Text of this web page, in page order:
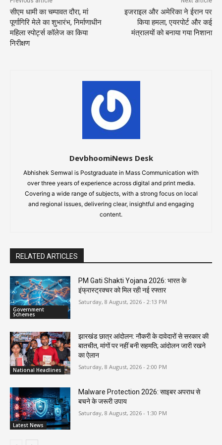
सीएम धामी का चम्पावत दौरा, मां
पूर्णागिरि मेले का शुभारंभ, निर्माणाधीन
महिला स्पोर्ट्स कॉलेज का किया
निरीक्षण
इजराइल और अमेरिका ने ईरान पर
किया हमला, एयरपोर्ट और कई
मंत्रालयों को बनाया गया निशाना
DevbhoomiNews Desk
Abhishek Semwal is Postgraduate in Mass Communication with
over three years of experience across digital and print media.
Covering a wide range of subjects, with a strong focus on local
and regional issues, delivering clear, insightful and engaging
content.
RELATED ARTICLES
Government
Schemes
PM Gati Shakti Yojana 2026: भारत के
इंफ्रास्ट्रक्चर को मिल रही नई रफ्तार
Saturday, 8 August, 2026 - 2:13 PM
National Headlines
झारखंड छात्र आंदोलन: नौकरी के दावेदारों से सरकार की
बातचीत, मांगों पर नहीं बनी सहमति; आंदोलन जारी रखने
का ऐलान
Saturday, 8 August, 2026 - 2:00 PM
Latest News
Malware Protection 2026: साइबर अपराध से
बचने के जरूरी उपाय
Saturday, 8 August, 2026 - 1:30 PM